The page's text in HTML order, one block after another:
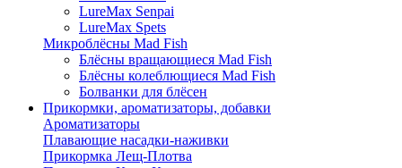
LureMax Senpai
LureMax Spets
Микроблёсны Mad Fish
Блёсны вращающиеся Mad Fish
Блёсны колеблющиеся Mad Fish
Болванки для блёсен
Прикормки, ароматизаторы, добавки
Ароматизаторы
Плавающие насадки-наживки
Прикормка Лещ-Плотва